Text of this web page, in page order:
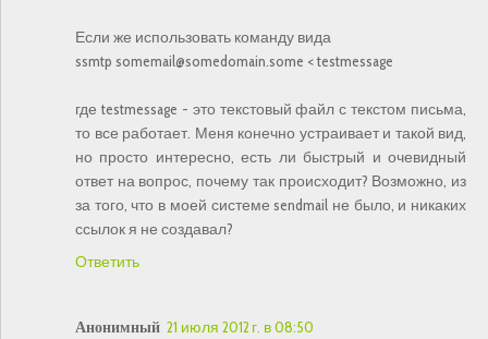
Если же использовать команду вида
ssmtp somemail@somedomain.some < testmessage
где testmessage - это текстовый файл с текстом письма,
то все работает. Меня конечно устраивает и такой вид,
но просто интересно, есть ли быстрый и очевидный
ответ на вопрос, почему так происходит? Возможно, из
за того, что в моей системе sendmail не было, и никаких
ссылок я не создавал?
Ответить
Анонимный 21 июля 2012 г. в 08:50